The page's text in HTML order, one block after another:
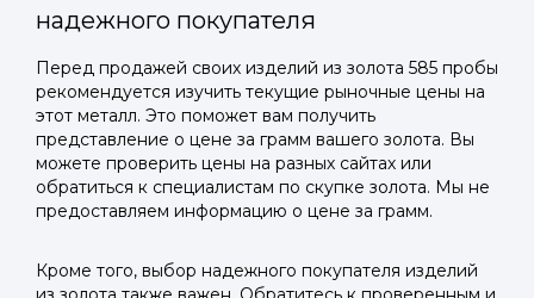
надежного покупателя
Перед продажей своих изделий из золота 585 пробы
рекомендуется изучить текущие рыночные цены на
этот металл. Это поможет вам получить
представление о цене за грамм вашего золота. Вы
можете проверить цены на разных сайтах или
обратиться к специалистам по скупке золота. Мы не
предоставляем информацию о цене за грамм.
Кроме того, выбор надежного покупателя изделий